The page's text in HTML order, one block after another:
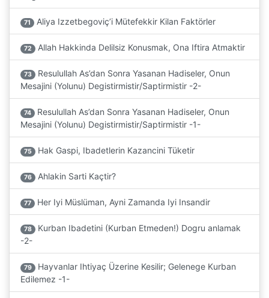
71 Aliya Izzetbegoviç’i Mütefekkir Kilan Faktörler
72 Allah Hakkinda Delilsiz Konusmak, Ona Iftira Atmaktir
73
Resulullah As’dan Sonra Yasanan Hadiseler, Onun
Mesajini (Yolunu) Degistirmistir/Saptirmistir -2-
74
Resulullah As’dan Sonra Yasanan Hadiseler, Onun
Mesajini (Yolunu) Degistirmistir/Saptirmistir -1-
75 Hak Gaspi, Ibadetlerin Kazancini Tüketir
76 Ahlakin Sarti Kaçtir?
77 Her Iyi Müslüman, Ayni Zamanda Iyi Insandir
78
Kurban Ibadetini (Kurban Etmeden!) Dogru anlamak
-2-
79
Hayvanlar Ihtiyaç Üzerine Kesilir; Gelenege Kurban
Edilemez -1-